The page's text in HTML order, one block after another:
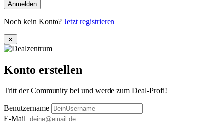
Anmelden
Noch kein Konto? Jetzt registrieren
✕
Konto erstellen
Tritt der Community bei und werde zum Deal-Profi!
Benutzername
E-Mail